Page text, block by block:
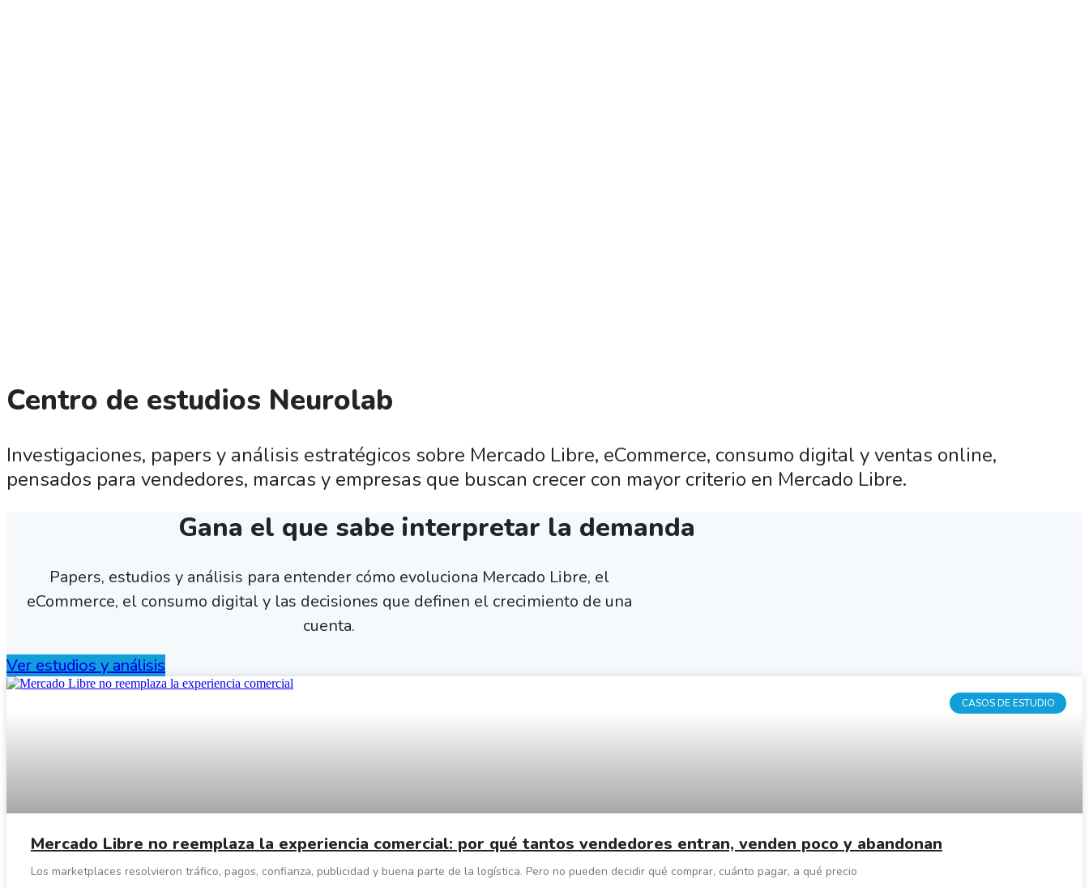
Centro de estudios Neurolab
Investigaciones, papers y análisis estratégicos sobre Mercado Libre, eCommerce, consumo digital y ventas online,
pensados para vendedores, marcas y empresas que buscan crecer con mayor criterio en Mercado Libre.
Gana el que sabe interpretar la demanda
Papers, estudios y análisis para entender cómo evoluciona Mercado Libre, el
eCommerce, el consumo digital y las decisiones que definen el crecimiento de una
cuenta.
Ver estudios y análisis
CASOS DE ESTUDIO
Mercado Libre no reemplaza la experiencia comercial: por qué tantos vendedores entran, venden poco y abandonan
Los marketplaces resolvieron tráfico, pagos, confianza, publicidad y buena parte de la logística. Pero no pueden decidir qué comprar, cuánto pagar, a qué precio